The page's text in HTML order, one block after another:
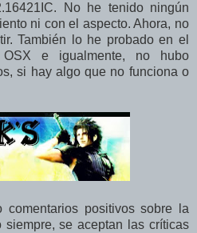
No he tenido ningún
ni con el aspecto. Ahora, no
También lo he probado en el
e igualmente, no hubo
si hay algo que no funciona o
comentarios positivos sobre la
se aceptan las críticas